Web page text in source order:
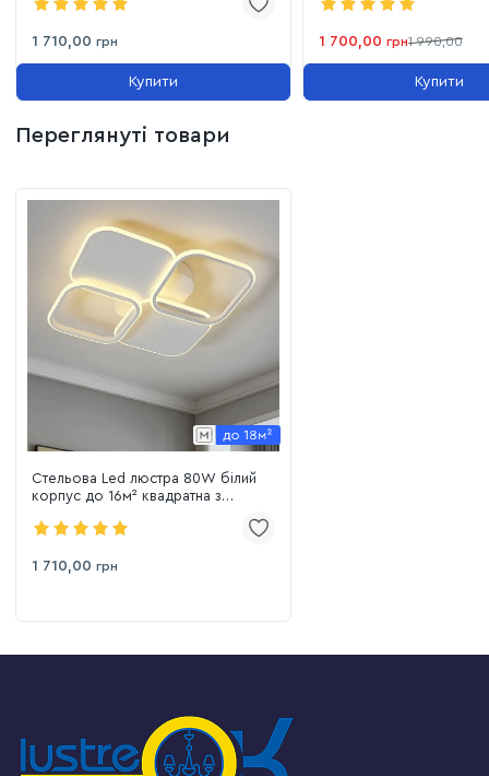
3color)
1 710,00 грн
Купити
1 700,00 грн1 990,00
Купити
Переглянуті товари
Стельова Led люстра 80W білий
корпус до 16м² квадратна з
1 710,00 грн